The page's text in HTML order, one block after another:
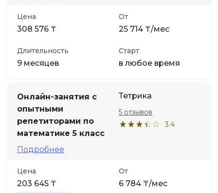
Цена
308 576 ₸
От
25 714 ₸/мес
Длительность
9 месяцев
Старт
в любое время
Онлайн-занятия с
опытными
репетиторами по
математике 5 класс
Подробнее
Тетрика
3.4
5 отзывов
Цена
203 645 ₸
От
6 784 ₸/мес